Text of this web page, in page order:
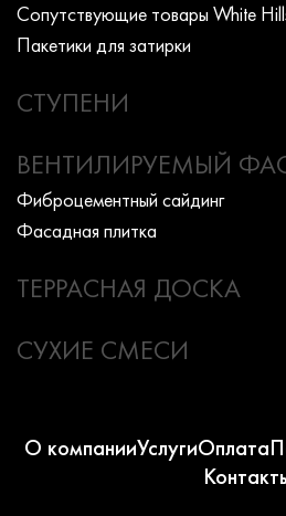
Сопутствующие товары White
Пакетики для затирки
СТУПЕНИ
ВЕНТИЛИРУЕМЫЙ
Фиброцементный сайдинг
Фасадная плитка
ТЕРРАСНАЯ ДОСКА
СУХИЕ СМЕСИ
О компанииУслугиОплата